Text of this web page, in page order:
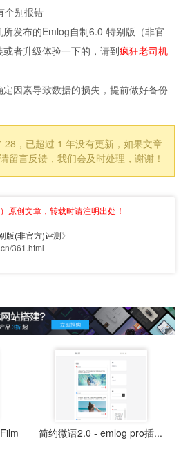
个别报错
发布的Emlog自制6.0-特别版（非官
者升级体验一下的，请到疯狂老司机
因素导致数据的损失，提前做好备份
，已超过 1 年没有更新，如果文章
留言反馈，我们会及时处理，谢谢！
）原创文章，转载时请注明出处！
版(非官方)评测》
361.html
简约微语2.0 - emlog pro插...